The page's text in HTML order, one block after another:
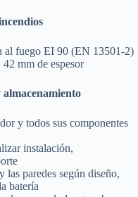
al fuego EI 90 (EN 13501-2)
mm de espesor
y todos sus componentes
instalación,
las paredes según diseño,
batería